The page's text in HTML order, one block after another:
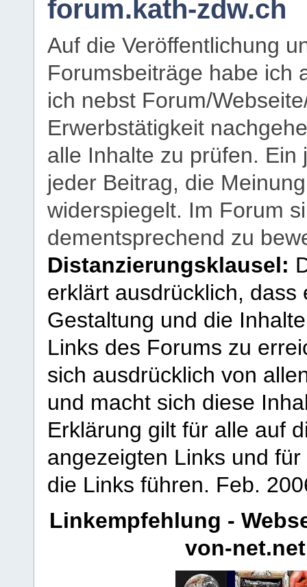
forum.kath-zdw.ch
Auf die Veröffentlichung
Forumsbeiträge habe ich
ich nebst Forum/
Erwerbstätigkeit
alle Inhalte zu prüfen.
jeder Beitrag, die
widerspiegelt. Im Forum
dementsprechend zu
Distanzierungsklausel:
erklärt ausdrücklich,
Gestaltung und die
Links des Forums zu
sich ausdrücklich von
und macht sich diese
Erklärung gilt für alle auf
angezeigten Links und
die Links führen. Feb.
Linkempfehlung -
von-net.net